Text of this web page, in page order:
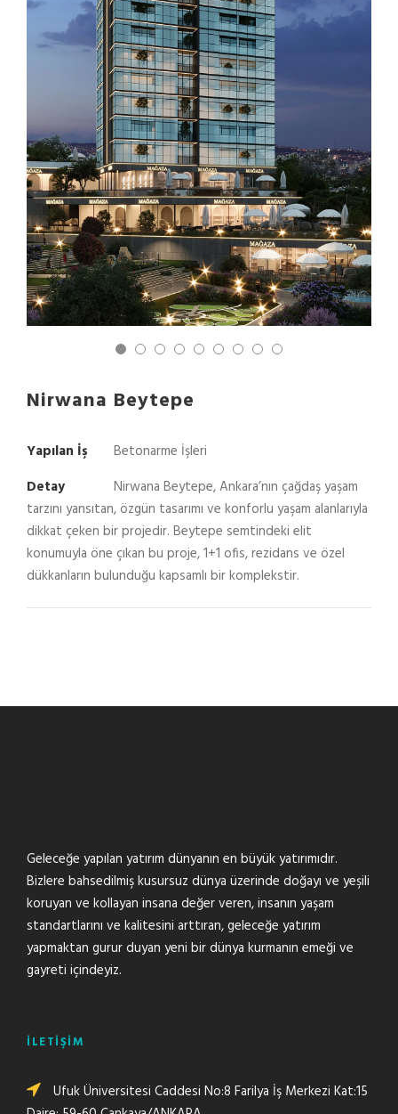
Nirwana Beytepe
Yapılan İş
Betonarme İşleri
Detay
Nirwana Beytepe, Ankara’nın çağdaş yaşam
tarzını yansıtan, özgün tasarımı ve konforlu yaşam alanlarıyla
dikkat çeken bir projedir. Beytepe semtindeki elit
konumuyla öne çıkan bu proje, 1+1 ofis, rezidans ve özel
dükkanların bulunduğu kapsamlı bir komplekstir.
Geleceğe yapılan yatırım dünyanın en büyük yatırımıdır.
Bizlere bahsedilmiş kusursuz dünya üzerinde doğayı ve yeşili
koruyan ve kollayan insana değer veren, insanın yaşam
standartlarını ve kalitesini arttıran, geleceğe yatırım
yapmaktan gurur duyan yeni bir dünya kurmanın emeği ve
gayreti içindeyiz.
İLETİŞİM
Ufuk Üniversitesi Caddesi No:8 Farilya İş Merkezi Kat:15